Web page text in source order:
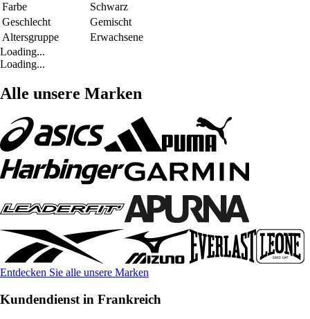
Farbe
Schwarz
Geschlecht
Gemischt
Altersgruppe
Erwachsene
Loading...
Loading...
Alle unsere Marken
Entdecken Sie alle unsere Marken
Kundendienst in Frankreich